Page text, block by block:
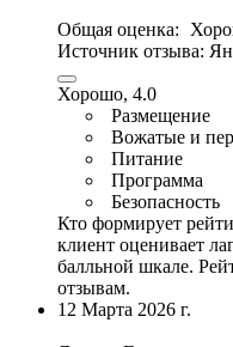
Общая оценка:
Источник отзыва:
Хорошо, 4.0
Размещение
Вожатые и
Питание
Программа
Безопасность
Кто формирует
клиент оценивает
балльной шкале.
отзывам.
12 Марта 2026 г.